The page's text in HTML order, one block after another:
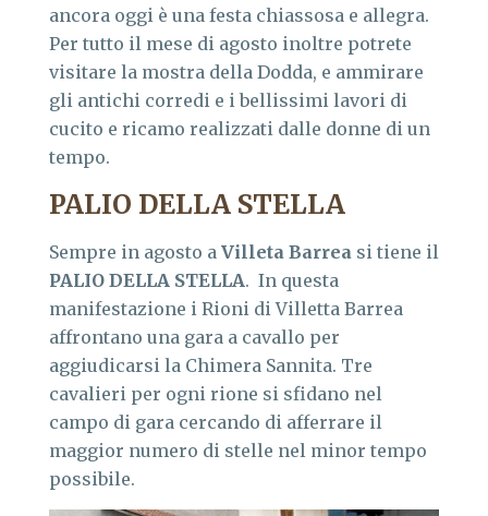
ancora oggi è una festa chiassosa e allegra.
Per tutto il mese di agosto inoltre potrete
visitare la mostra della Dodda, e ammirare
gli antichi corredi e i bellissimi lavori di
cucito e ricamo realizzati dalle donne di un
tempo.
PALIO DELLA STELLA
Sempre in agosto a Villeta Barrea si tiene il
PALIO DELLA STELLA. In questa
manifestazione i Rioni di Villetta Barrea
affrontano una gara a cavallo per
aggiudicarsi la Chimera Sannita. Tre
cavalieri per ogni rione si sfidano nel
campo di gara cercando di afferrare il
maggior numero di stelle nel minor tempo
possibile.